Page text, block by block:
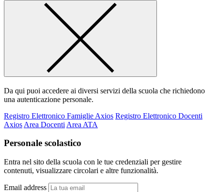
Da qui puoi accedere ai diversi servizi della scuola che richiedono
una autenticazione personale.
Registro Elettronico Famiglie Axios Registro Elettronico Docenti
Axios Area Docenti Area ATA
Personale scolastico
Entra nel sito della scuola con le tue credenziali per gestire
contenuti, visualizzare circolari e altre funzionalità.
Email address